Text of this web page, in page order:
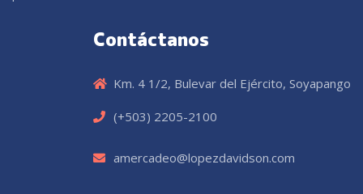
Contáctanos
Km. 4 1/2, Bulevar del Ejército, Soyapango
(+503) 2205-2100
amercadeo@lopezdavidson.com